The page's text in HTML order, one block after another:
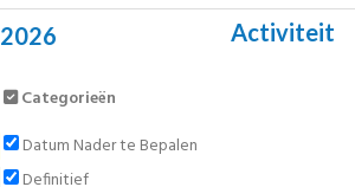
2026 Activiteit
Categorieën
Datum Nader te Bepalen
Definitief